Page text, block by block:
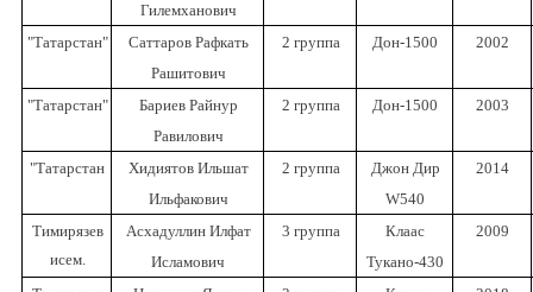
Гилемханович
"Татарстан"
Саттаров Рафкать
Рашитович
2 группа Дон-1500 2002
"Татарстан"
Бариев Райнур
Равилович
2 группа Дон-1500 2003
"Татарстан
Хидиятов Ильшат
Ильфакович
2 группа
Джон Дир
W540
2014
Тимирязев
исем.
Асхадуллин Илфат
Исламович
3 группа
Клаас
Тукано-430
2009